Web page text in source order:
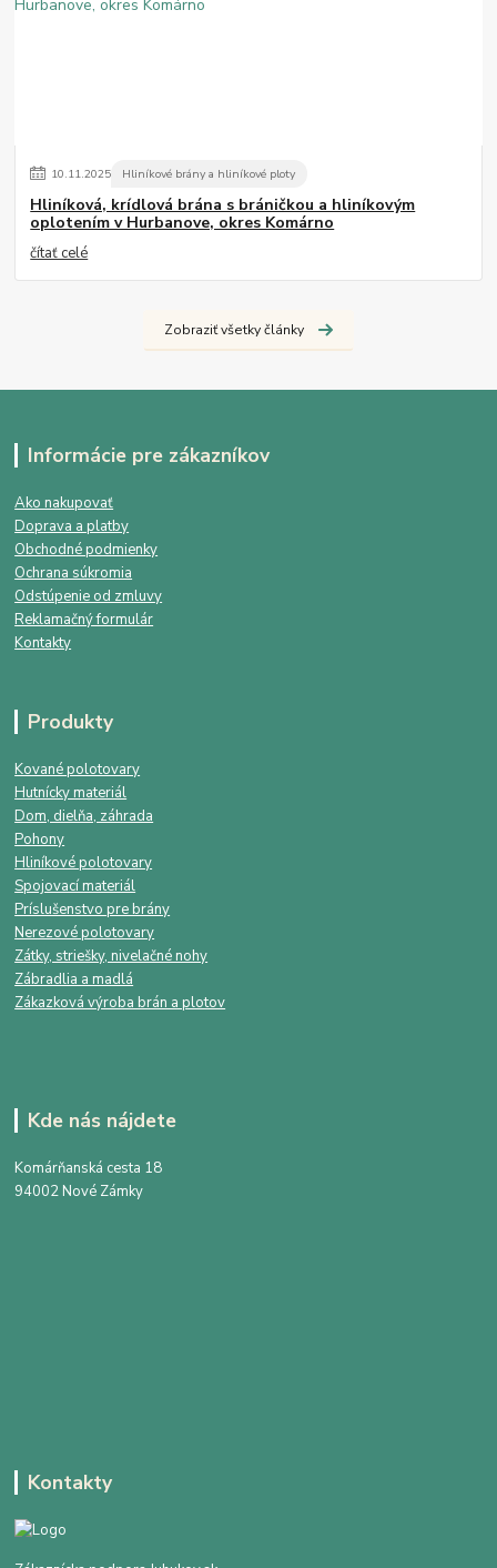
10.11.2025 Hliníkové brány a hliníkové ploty
Hliníková, krídlová brána s bráničkou a hliníkovým
oplotením v Hurbanove, okres Komárno
čítať celé
Zobraziť všetky články
Informácie pre zákazníkov
Ako nakupovať
Doprava a platby
Obchodné podmienky
Ochrana súkromia
Odstúpenie od zmluvy
Reklamačný formulár
Kontakty
Produkty
Kované polotovary
Hutnícky materiál
Dom, dielňa, záhrada
Pohony
Hliníkové polotovary
Spojovací materiál
Príslušenstvo pre brány
Nerezové polotovary
Zátky, striešky, nivelačné nohy
Zábradlia a madlá
Zákazková výroba brán a plotov
Kde nás nájdete
Komárňanská cesta 18
94002 Nové Zámky
Kontakty